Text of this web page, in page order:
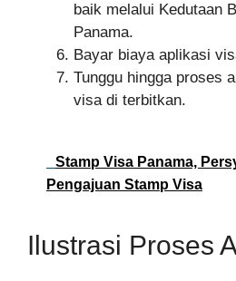
baik melalui Kedutaan
Panama.
Bayar biaya aplikasi
Tunggu hingga proses
visa di terbitkan.
Stamp Visa Panama,
Pengajuan Stamp Visa
Ilustrasi Proses